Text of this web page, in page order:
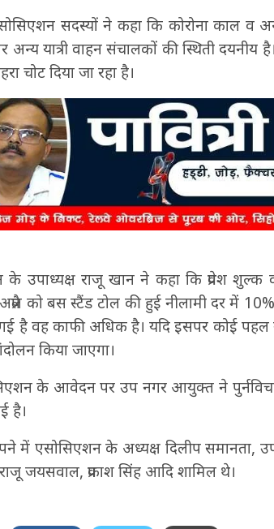
सदस्यों ने कहा कि कोरोना काल
अन्य यात्री वाहन संचालकों की स्थिती दयनीय
चोट दिया जा रहा है।
के उपाध्यक्ष राजू खान ने कहा कि प्रवेश
को बस स्टैंड टोल की हुई नीलामी दर में
है वह काफी अधिक है। यदि इसपर कोई पहल
किया जाएगा।
के आवेदन पर उप नगर आयुक्त ने
है।
में एसोसिएशन के अध्यक्ष दिलीप समानता,
जयसवाल, प्रकाश सिंह आदि शामिल थे।